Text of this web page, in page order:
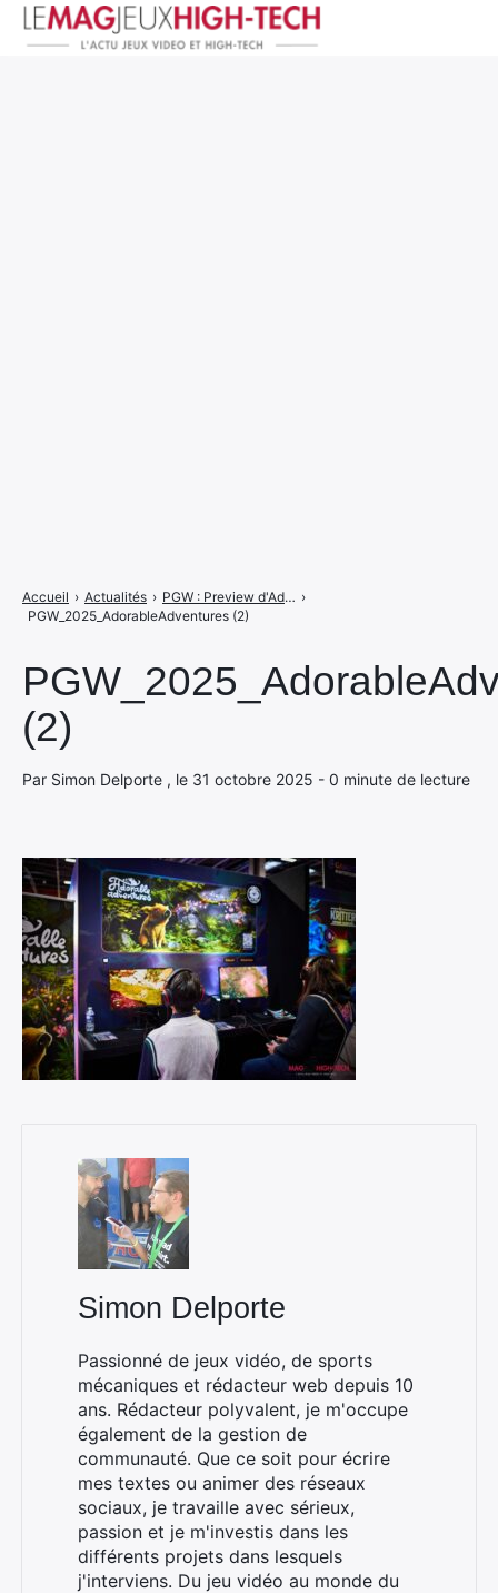
(2)
Par Simon Delporte , le 31 octobre 2025 - 0 minute de lecture
Accueil › Actualités › PGW : Preview d'Adorable Adventures, le coup de cœur irrésistible de la rédaction ! ›
PGW_2025_AdorableAdventures (2)
Simon Delporte
Passionné de jeux vidéo, de sports
mécaniques et rédacteur web depuis 10
ans. Rédacteur polyvalent, je m'occupe
également de la gestion de
communauté. Que ce soit pour écrire
mes textes ou animer des réseaux
sociaux, je travaille avec sérieux,
passion et je m'investis dans les
différents projets dans lesquels
j'interviens. Du jeu vidéo au monde du